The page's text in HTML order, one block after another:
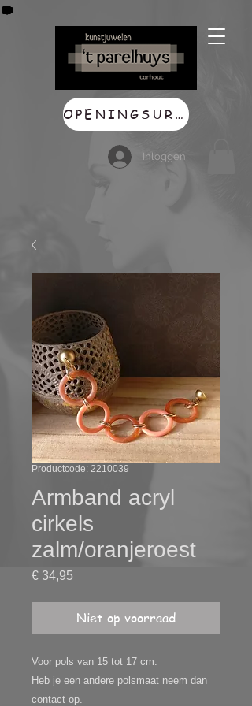
OPENINGSUREN
Inloggen
Productcode: 2210039
Armband acryl
cirkels
zalm/oranjeroest
€ 34,95
Niet op voorraad
Voor pols van 15 tot 17 cm.
Heb je een andere polsmaat neem dan
contact op.